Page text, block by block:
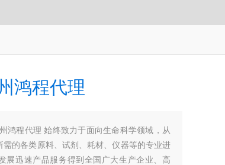
鸿程代理
州鸿程代理 始终致力于面向生命科学领域，从
需的各类原料、试剂、耗材、仪器等的专业进
展迅速产品服务得到全国广大生产企业、高